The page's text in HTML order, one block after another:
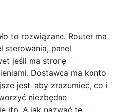
to rozwiązane. Router ma
sterowania, panel
jeśli ma stronę
Dostawca ma konto
jest, aby zrozumieć, co i
niezbędne
itp. A jak nazwać te